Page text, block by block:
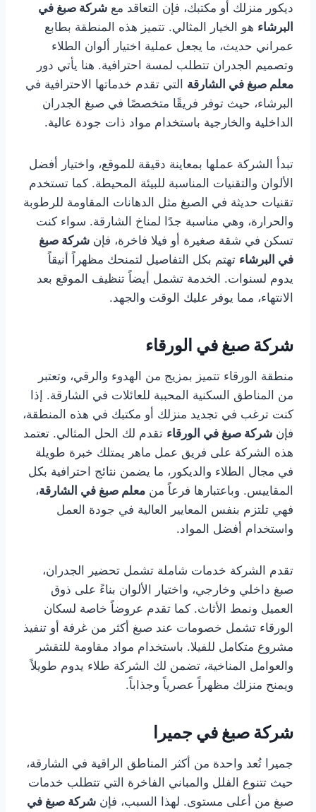
ديكور منزلك أو مكتبك، فإن التعاقد مع شركة صبغ في
البرشاء هو الخيار المثالي. تتميز هذه المنطقة بطابع
عمراني حديث، ما يجعل عملية اختيار ألوان الطلاء
وتصميم الجدران تتطلب لمسة احترافية. هنا يأتي دور
معلم صبغ في الشارقة التي تقدم خدماتها الاحترافية في
البرشاء، حيث توفر فريقًا متخصصًا في صبغ الجدران
الداخلية والخارجية باستخدام مواد ذات جودة عالية.
تبدأ الشركة عملها بمعاينة دقيقة للموقع، واختيار أفضل
الألوان والتقنيات المناسبة للبيئة المحيطة. كما تستخدم
تقنيات حديثة في الصبغ مثل الدهانات المقاومة للرطوبة
والحرارة، وهي مناسبة جدًا لمناخ الشارقة. سواء كنت
تسكن في شقة صغيرة أو فيلا فاخرة، فإن شركة صبغ
في البرشاء تهتم بكل التفاصيل لتمنحك مظهراً أنيقاً
يدوم لسنوات. الخدمة تشمل أيضاً تنظيف الموقع بعد
الانتهاء، مما يوفر عليك الوقت والجهد.
شركة صبغ في الورقاء
منطقة الورقاء تتميز بمزيج من الهدوء والرقي، وتعتبر
من المناطق السكنية المحببة للعائلات في الشارقة. إذا
كنت ترغب في تجديد منزلك أو مكتبك في هذه المنطقة،
فإن شركة صبغ في الورقاء تقدم لك الحل المثالي. تعتمد
هذه الشركة على فريق عمل ماهر يمتلك خبرة طويلة
في مجال الطلاء والديكور، ما يضمن نتائج احترافية بكل
المقاييس. وباعتبارها فرعاً من معلم صبغ في الشارقة،
فهي تلتزم بنفس المعايير العالية في جودة العمل
واستخدام أفضل المواد.
تقدم الشركة خدمات شاملة تشمل تحضير الجدران،
صبغ داخلي وخارجي، واختيار الألوان بناءً على ذوق
العميل ونمط الأثاث. كما تقدم عروضاً خاصة لسكان
الورقاء تشمل خصومات عند صبغ أكثر من غرفة أو تنفيذ
مشروع متكامل للفيلا. باستخدام مواد مقاومة للتقشر
والعوامل المناخية، تضمن لك الشركة طلاء يدوم طويلاً
ويمنح منزلك مظهراً عصرياً وجذاباً.
شركة صبغ في جميرا
جميرا تُعد واحدة من أكثر المناطق الراقية في الشارقة،
حيث تتنوع الفلل والمباني الفاخرة التي تتطلب خدمات
صبغ من أعلى مستوى. لهذا السبب، فإن شركة صبغ في